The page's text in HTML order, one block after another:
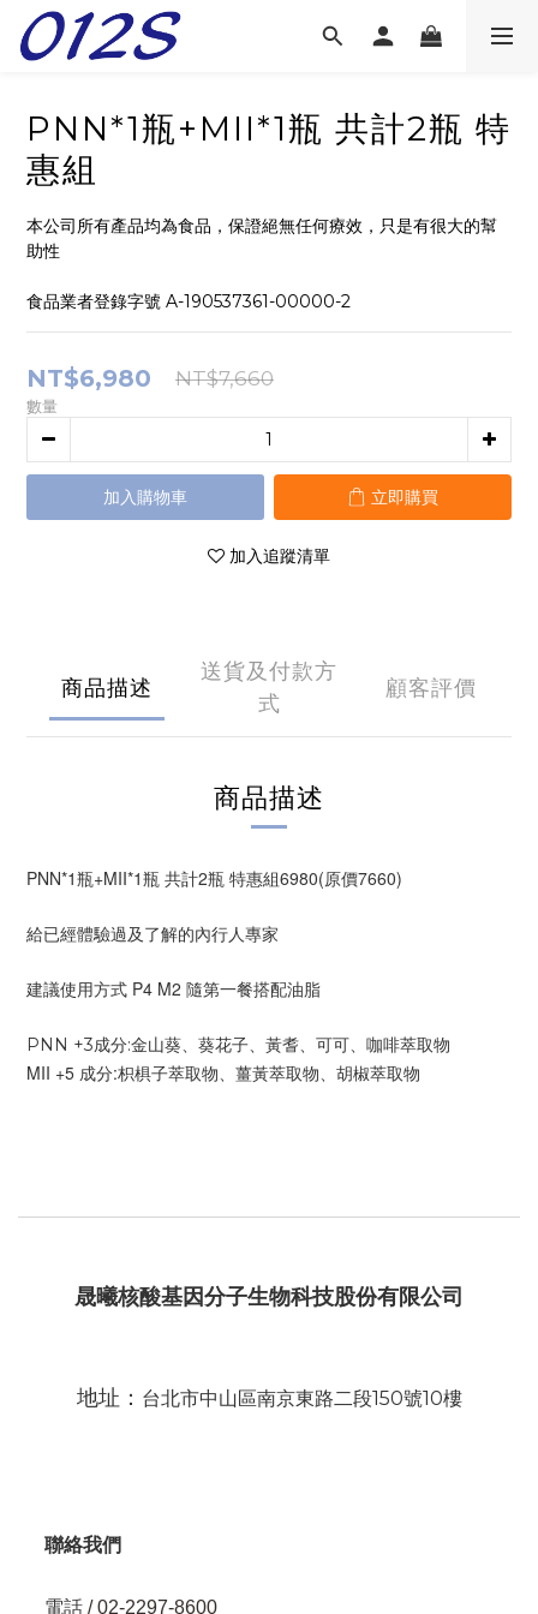
PNN*1瓶+MII*1瓶 共計2瓶 特
惠組
本公司所有產品均為食品，保證絕無任何療效，只是有很大的幫
助性
食品業者登錄字號 A-190537361-00000-2
NT$6,980 NT$7,660
數量
加入購物車 立即購買
加入追蹤清單
商品描述
送貨及付款方
式
顧客評價
商品描述
PNN*1瓶+MII*1瓶 共計2瓶 特惠組6980(原價7660)
給已經體驗過及了解的內行人專家
建議使用方式 P4 M2 隨第一餐搭配油脂
PNN +3成分:金山葵、葵花子、黃耆、可可、咖啡萃取物
MII +5 成分:枳椇子萃取物、薑黃萃取物、胡椒萃取物
晟曦核酸基因分子生物科技股份有限公司
地址： 台北市中山區南京東路二段150號10樓
聯絡我們
電話 / 02-2297-8600